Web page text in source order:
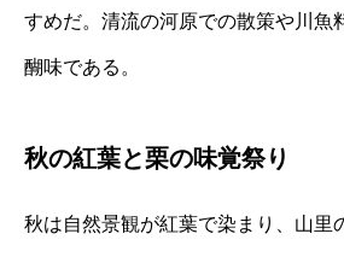
すめだ。清流の河原での散策や川魚
醐味である。
秋の紅葉と栗の味覚祭り
秋は自然景観が紅葉で染まり、山里